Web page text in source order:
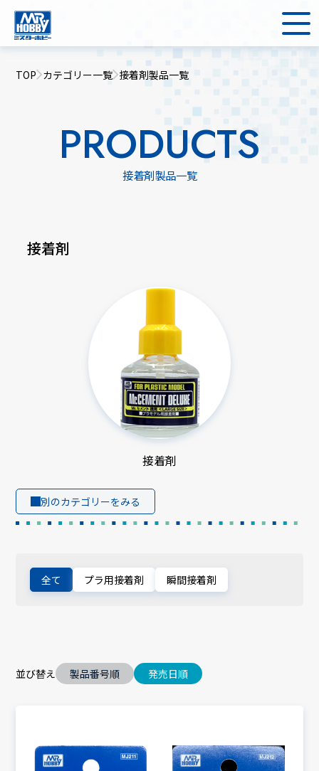
TOP カテゴリー一覧 接着剤製品一覧
PRODUCTS
接着剤製品一覧
接着剤
接着剤
別のカテゴリーをみる
全て プラ用接着剤 瞬間接着剤
並び替え 製品番号順 発売日順